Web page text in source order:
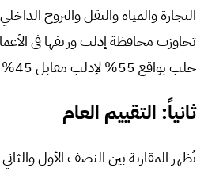
التجارة والمياه والنقل والنزوح
تجاوزت محافظة إدلب وريفها في
حلب بواقع 55% لإدلب مقابل 45% لريف حلب.
ثانياً: التقييم العام